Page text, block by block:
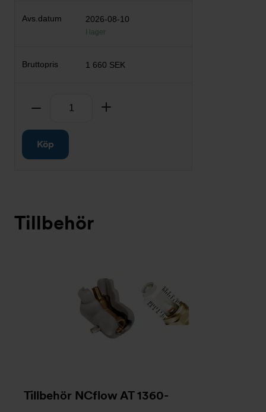
2026-08-10
I lager
1 660 SEK
Ta bort
Köp
Tillbehör
Tillbehör NCflow AT 1360-